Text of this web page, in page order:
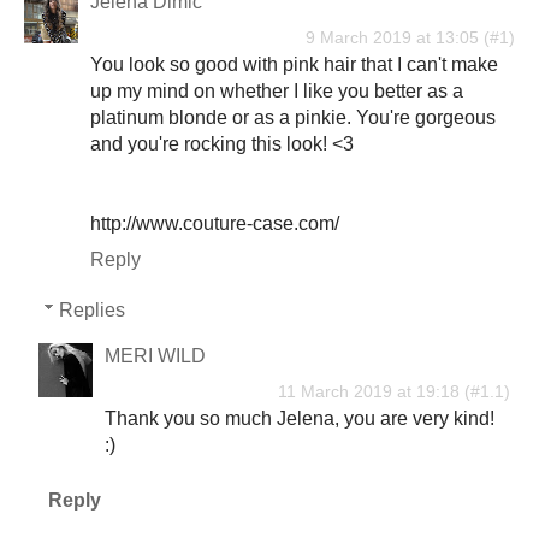
9 March 2019 at 13:05
You look so good with pink hair that I can't make
up my mind on whether I like you better as a
platinum blonde or as a pinkie. You're gorgeous
and you're rocking this look! <3
http://www.couture-case.com/
Reply
Replies
MERI WILD
11 March 2019 at 19:18
Thank you so much Jelena, you are very kind!
:)
Reply